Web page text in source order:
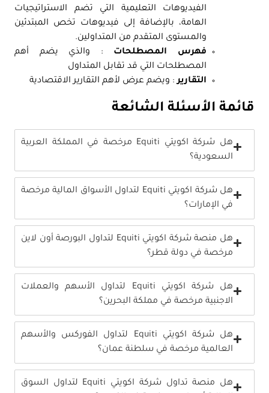
الفيديوهات التعليمية التي تضم الاستراتيجيات
الهامة، بالإضافة إلى فيديوهات تخص المبتدئين
والمستوى المتقدم من المتداولين.
فهرس المصطلحات : والذي يضم أهم
المصطلحات التي قد تقابل المتداول
التقارير: ويضم عرض لأهم التقارير الاقتصادية
قائمة الأسئلة الشائعة
هل شركة اكويتي Equiti مرخصة في المملكة العربية
السعودية؟
هل شركة اكويتي Equiti لتداول الأسواق المالية مرخصة
في الإمارات؟
هل منصة شركة اكويتي Equiti لتداول البورصة أون لاين
مرخصة في دولة قطر؟
هل شركة اكويتي Equiti لتداول الأسهم والعملات
الاجنبية مرخصة في مملكة البحرين؟
هل شركة اكويتي Equiti لتداول الفوركس والأسهم
العالمية مرخصة في سلطنة عمان؟
هل منصة تداول شركة اكويتي Equiti لتداول السوق